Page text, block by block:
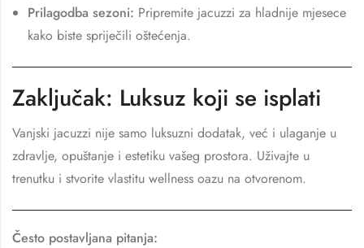
Prilagodba sezoni: Pripremite jacuzzi za hladnije mjesece
kako biste spriječili oštećenja.
Zaključak: Luksuz koji se isplati
Vanjski jacuzzi nije samo luksuzni dodatak, već i ulaganje u
zdravlje, opuštanje i estetiku vašeg prostora. Uživajte u
trenutku i stvorite vlastitu wellness oazu na otvorenom.
Često postavljana pitanja: